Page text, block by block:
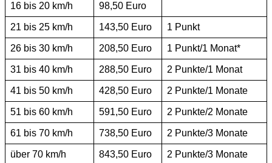
16 bis 20 km/h 98,50 Euro
21 bis 25 km/h 143,50 Euro 1 Punkt
26 bis 30 km/h 208,50 Euro 1 Punkt/1 Monat*
31 bis 40 km/h 288,50 Euro 2 Punkte/1 Monat
41 bis 50 km/h 428,50 Euro 2 Punkte/1 Monate
51 bis 60 km/h 591,50 Euro 2 Punkte/2 Monate
61 bis 70 km/h 738,50 Euro 2 Punkte/3 Monate
über 70 km/h 843,50 Euro 2 Punkte/3 Monate